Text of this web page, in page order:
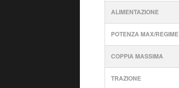
ALIMENTAZIONE
POTENZA MAX/REGIME
COPPIA MASSIMA
TRAZIONE